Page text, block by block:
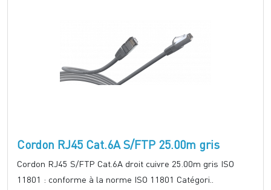
Cordon RJ45 Cat.6A S/FTP 25.00m gris
Cordon RJ45 S/FTP Cat.6A droit cuivre 25.00m gris ISO
11801 : conforme à la norme ISO 11801 Catégori..